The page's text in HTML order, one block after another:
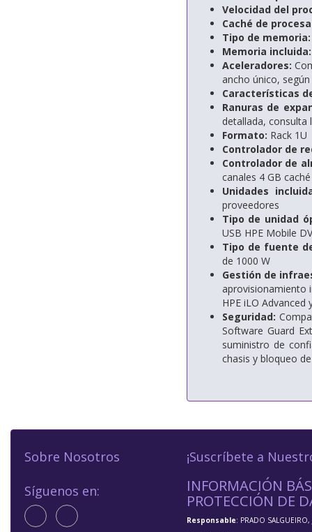
Velocidad del
Caché de
Tipo de memoria:
Memoria incluida:
Aceleradores:
ancho único,
Características
Ranuras de
detallada, consulta
Formato: Rack 1U
Controlador de
Controlador de
canales 4 GB
Unidades
proveedores
Tipo de unidad
USB HPE Mobile
Tipo de fuente
de 1000 W
Gestión de
aprovisionamiento
HPE iLO Advanced
Seguridad:
Software Guard
suministro de
chasis y bloqueo
Sobre Nosotros
Síguenos en:
¡Suscríbete a
INFORMACIÓN
PROTECCIÓN DE
Responsable: PRADO SALGUEIRO,